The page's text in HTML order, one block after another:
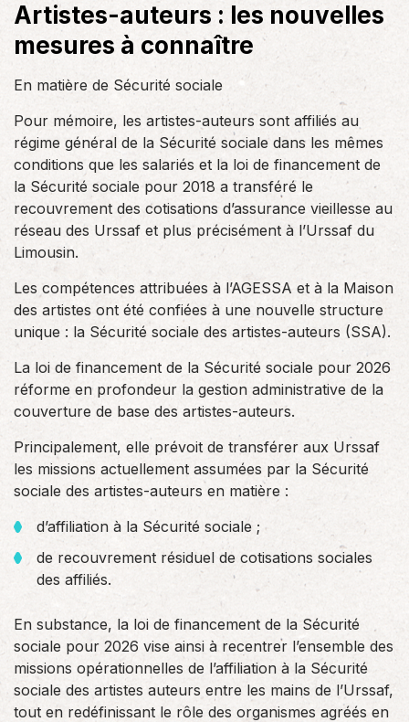
Artistes-auteurs : les nouvelles
mesures à connaître
En matière de Sécurité sociale
Pour mémoire, les artistes-auteurs sont affiliés au
régime général de la Sécurité sociale dans les mêmes
conditions que les salariés et la loi de financement de
la Sécurité sociale pour 2018 a transféré le
recouvrement des cotisations d’assurance vieillesse au
réseau des Urssaf et plus précisément à l’Urssaf du
Limousin.
Les compétences attribuées à l’AGESSA et à la Maison
des artistes ont été confiées à une nouvelle structure
unique : la Sécurité sociale des artistes-auteurs (SSA).
La loi de financement de la Sécurité sociale pour 2026
réforme en profondeur la gestion administrative de la
couverture de base des artistes-auteurs.
Principalement, elle prévoit de transférer aux Urssaf
les missions actuellement assumées par la Sécurité
sociale des artistes-auteurs en matière :
d’affiliation à la Sécurité sociale ;
de recouvrement résiduel de cotisations sociales
des affiliés.
En substance, la loi de financement de la Sécurité
sociale pour 2026 vise ainsi à recentrer l’ensemble des
missions opérationnelles de l’affiliation à la Sécurité
sociale des artistes auteurs entre les mains de l’Urssaf,
tout en redéfinissant le rôle des organismes agréés en